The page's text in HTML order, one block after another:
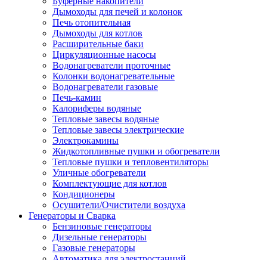
Дымоходы для печей и колонок
Печь отопительная
Дымоходы для котлов
Расширительные баки
Циркуляционные насосы
Водонагреватели проточные
Колонки водонагревательные
Водонагреватели газовые
Печь-камин
Калориферы водяные
Тепловые завесы водяные
Тепловые завесы электрические
Электрокамины
Жидкотопливные пушки и обогреватели
Тепловые пушки и тепловентиляторы
Уличные обогреватели
Комплектующие для котлов
Кондиционеры
Осушители/Очистители воздуха
Генераторы и Сварка
Бензиновые генераторы
Дизельные генераторы
Газовые генераторы